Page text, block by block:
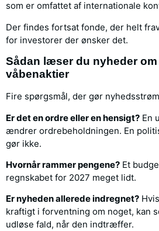
som er omfattet af internationale
Der findes fortsat fonde, der helt
for investorer der ønsker det.
Sådan læser du nyheder
våbenaktier
Fire spørgsmål, der gør
Er det en ordre eller en hensigt? En
ændrer ordrebeholdningen. En
gør ikke.
Hvornår rammer pengene? Et
regnskabet for 2027 meget lidt.
Er nyheden allerede indregnet?
kraftigt i forventning om noget, kan
udløse fald, når den indtræffer.